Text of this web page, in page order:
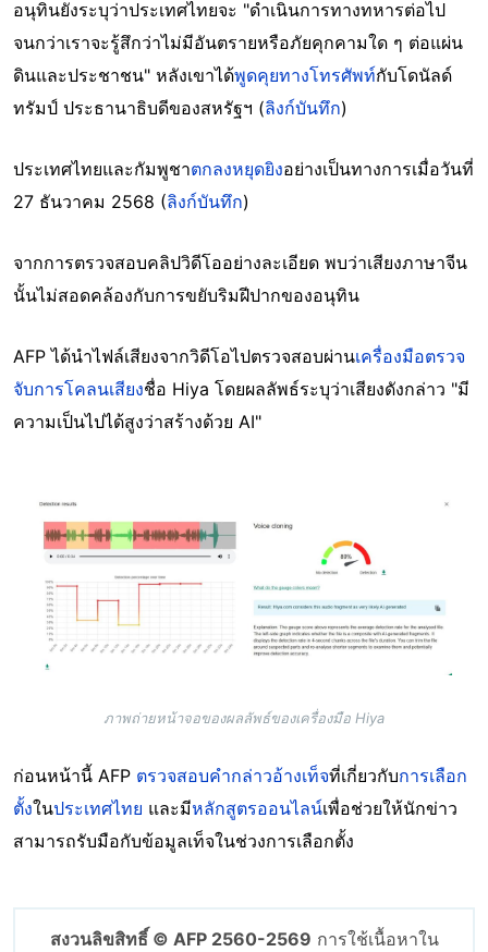
อนุทินยังระบุว่าประเทศไทยจะ "ดำเนินการทางทหารต่อไป
จนกว่าเราจะรู้สึกว่าไม่มีอันตรายหรือภัยคุกคามใด ๆ ต่อแผ่น
ดินและประชาชน" หลังเขาได้พูดคุยทางโทรศัพท์กับโดนัลด์
ทรัมป์ ประธานาธิบดีของสหรัฐฯ (ลิงก์บันทึก)
ประเทศไทยและกัมพูชาตกลงหยุดยิงอย่างเป็นทางการเมื่อวันที่
27 ธันวาคม 2568 (ลิงก์บันทึก)
จากการตรวจสอบคลิปวิดีโออย่างละเอียด พบว่าเสียงภาษาจีน
นั้นไม่สอดคล้องกับการขยับริมฝีปากของอนุทิน
AFP ได้นำไฟล์เสียงจากวิดีโอไปตรวจสอบผ่านเครื่องมือตรวจ
จับการโคลนเสียงชื่อ Hiya โดยผลลัพธ์ระบุว่าเสียงดังกล่าว "มี
ความเป็นไปได้สูงว่าสร้างด้วย AI"
Image
ภาพถ่ายหน้าจอของผลลัพธ์ของเครื่องมือ Hiya
ก่อนหน้านี้ AFP ตรวจสอบคำกล่าวอ้างเท็จที่เกี่ยวกับการเลือก
ตั้งในประเทศไทย และมีหลักสูตรออนไลน์เพื่อช่วยให้นักข่าว
สามารถรับมือกับข้อมูลเท็จในช่วงการเลือกตั้ง
สงวนลิขสิทธิ์ © AFP 2560-2569 การใช้เนื้อหาใน